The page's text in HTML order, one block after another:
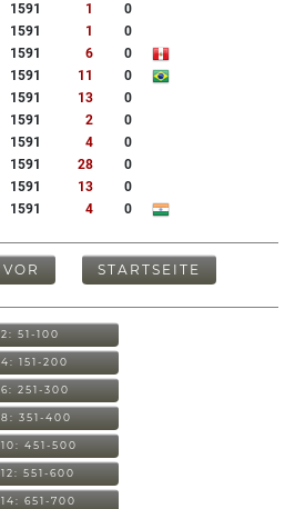
1591 1
0
1591 1
0
1591 6
0
1591 11
0
1591 13
0
1591 2
0
1591 4
0
1591 28
0
1591 13
0
1591 4 0
VOR STARTSEITE
2: 51-100
4: 151-200
6: 251-300
8: 351-400
10: 451-500
12: 551-600
14: 651-700